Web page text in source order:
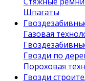
Шпагаты
Газовая
Гвозди по
Пороховая
Гвозди